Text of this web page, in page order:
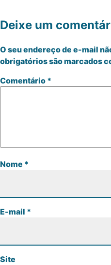
Deixe um
O seu endereço de e-mail
obrigatórios são marcados
Comentário *
Nome *
E-mail *
Site